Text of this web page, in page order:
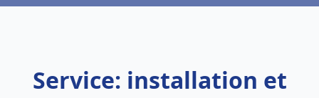
Service: installation et